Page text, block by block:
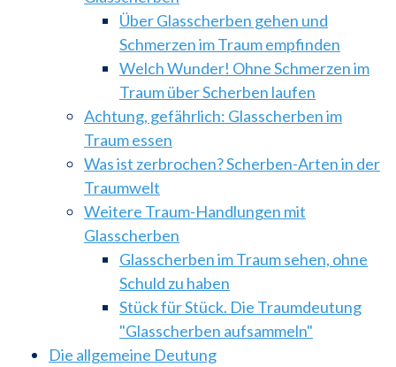
Über Glasscherben gehen und
Schmerzen im Traum empfinden
Welch Wunder! Ohne Schmerzen im
Traum über Scherben laufen
Achtung, gefährlich: Glasscherben im
Traum essen
Was ist zerbrochen? Scherben-Arten in der
Traumwelt
Weitere Traum-Handlungen mit
Glasscherben
Glasscherben im Traum sehen, ohne
Schuld zu haben
Stück für Stück. Die Traumdeutung
"Glasscherben aufsammeln"
Die allgemeine Deutung